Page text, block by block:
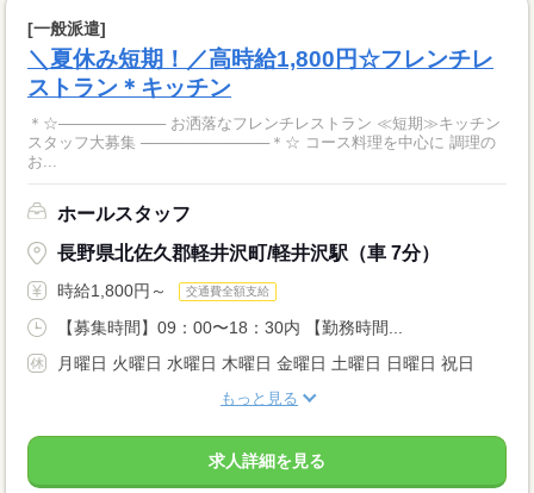
[一般派遣]
＼夏休み短期！／高時給1,800円☆フレンチレ
ストラン＊キッチン
＊☆────────── お洒落なフレンチレストラン ≪短期≫キッチン
スタッフ大募集 ────────────＊☆ コース料理を中心に 調理の
お...
ホールスタッフ
長野県北佐久郡軽井沢町/軽井沢駅（車 7分）
時給1,800円～ 交通費全額支給
【募集時間】09：00〜18：30内 【勤務時間...
月曜日 火曜日 水曜日 木曜日 金曜日 土曜日 日曜日 祝日
もっと見る
求人詳細を見る